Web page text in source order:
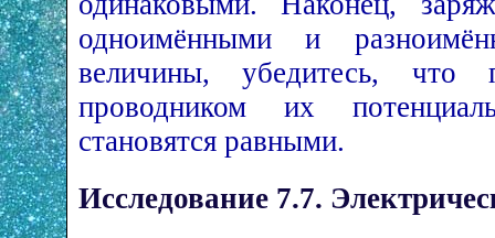
одноимёнными и
величины, убедитесь, что
проводником их
становятся равными.
Исследование 7.7.